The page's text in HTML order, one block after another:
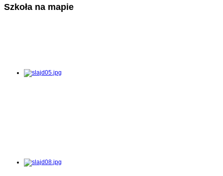
Szkoła na mapie